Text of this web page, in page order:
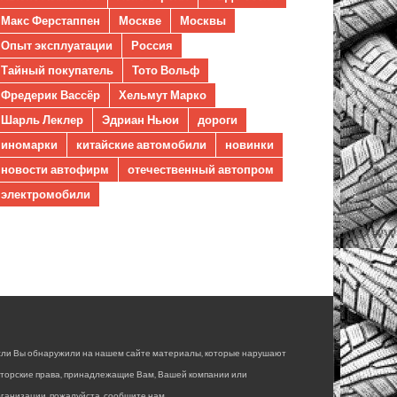
Макс Ферстаппен
Москве
Москвы
Опыт эксплуатации
Россия
Тайный покупатель
Тото Вольф
Фредерик Вассёр
Хельмут Марко
Шарль Леклер
Эдриан Ньюи
дороги
иномарки
китайские автомобили
новинки
новости автофирм
отечественный автопром
электромобили
Вы обнаружили на нашем сайте материалы, которые нарушают
права, принадлежащие Вам, Вашей компании или